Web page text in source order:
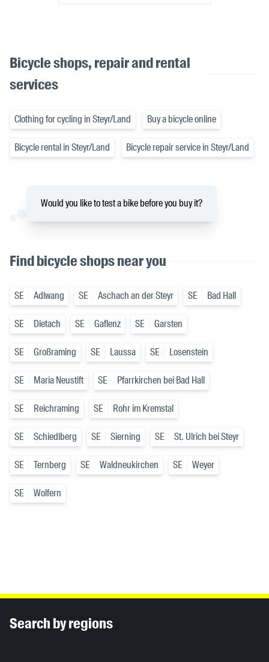
Bicycle shops, repair and rental
services
Clothing for cycling in Steyr/Land Buy a bicycle online
Bicycle rental in Steyr/Land Bicycle repair service in Steyr/Land
Would you like to test a bike before you buy it?
Find bicycle shops near you
SE Adlwang SE Aschach an der Steyr SE Bad Hall
SE Dietach SE Gaflenz SE Garsten
SE Großraming SE Laussa SE Losenstein
SE Maria Neustift SE Pfarrkirchen bei Bad Hall
SE Reichraming SE Rohr im Kremstal
SE Schiedlberg SE Sierning SE St. Ulrich bei Steyr
SE Ternberg SE Waldneukirchen SE Weyer
SE Wolfern
Search by regions